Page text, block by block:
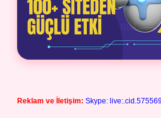
Reklam ve İletişim: Skype: